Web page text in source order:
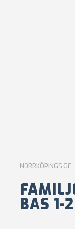
NORRKÖPINGS GF
BAS 1-